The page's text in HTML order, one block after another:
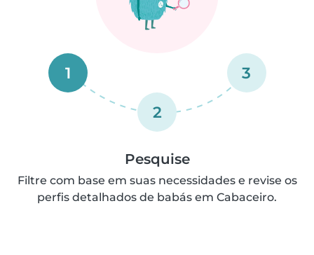
1
2
3
Pesquise
Filtre com base em suas necessidades e revise os
perfis detalhados de babás em Cabaceiro.